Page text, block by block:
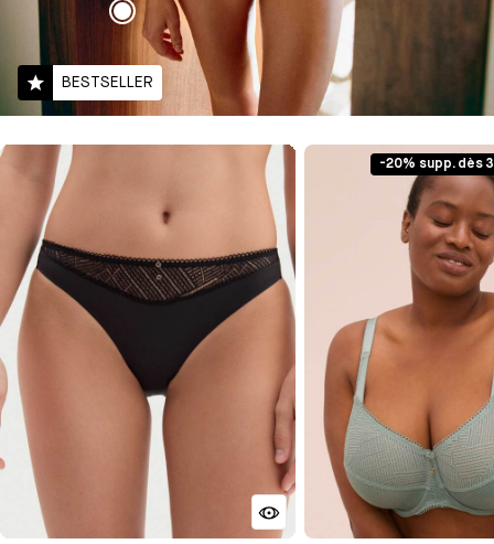
BESTSELLER
-20% supp. dès 3